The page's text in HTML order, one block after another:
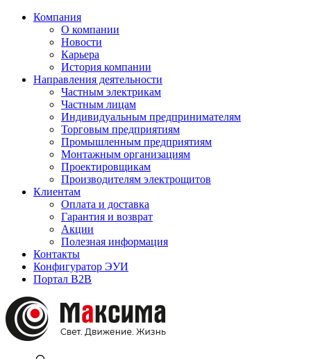
Компания
О компании
Новости
Карьера
История компании
Направления деятельности
Частным электрикам
Частным лицам
Индивидуальным предпринимателям
Торговым предприятиям
Промышленным предприятиям
Монтажным организациям
Проектировщикам
Производителям электрощитов
Клиентам
Оплата и доставка
Гарантия и возврат
Акции
Полезная информация
Контакты
Конфигуратор ЭУИ
Портал B2B